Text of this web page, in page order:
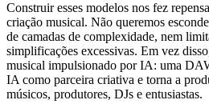
Construir esses modelos nos fez
criação musical. Não queremos
de camadas de complexidade, nem
simplificações excessivas. Em vez
musical impulsionado por IA: uma
IA como parceira criativa e torna a
músicos, produtores, DJs e entusiastas.